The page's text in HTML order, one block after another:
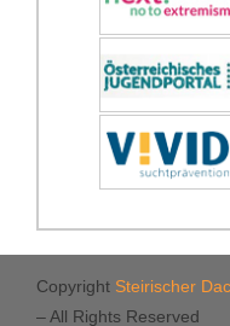
Copyright Steirischer
– All Rights Reserved